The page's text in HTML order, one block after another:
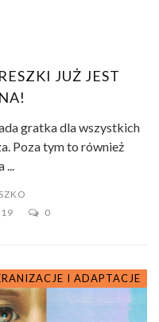
JUŻ JEST
gratka dla wszystkich
Poza tym to również
...
0
I ADAPTACJE